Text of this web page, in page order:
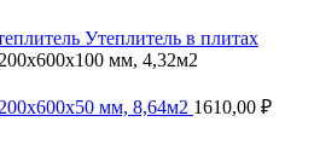
Утеплитель в плитах
мм, 4,32м2
мм, 8,64м2 1610,00 ₽